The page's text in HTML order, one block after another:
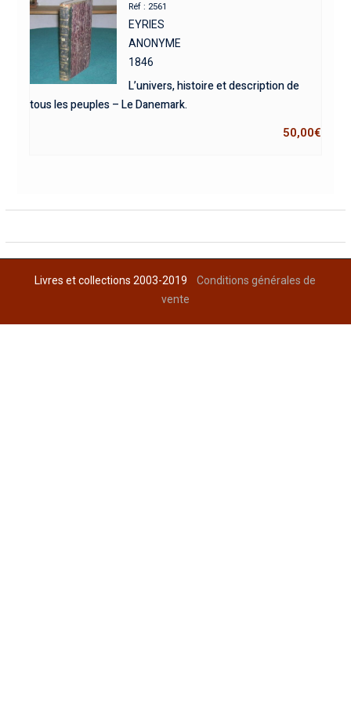
Réf : 2561
EYRIES
ANONYME
1846
L’univers, histoire et description de
tous les peuples – Le Danemark.
50,00€
Livres et collections 2003-2019Conditions générales de
vente